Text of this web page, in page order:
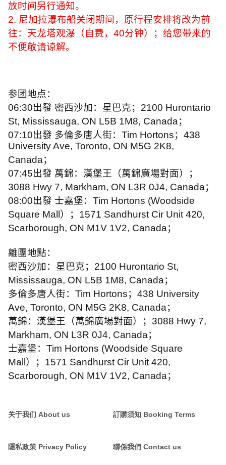
放时间另行通知。
2. 尼加拉瀑布船关闭期间，原行程安排将改为前
往：天龙塔观瀑（自费， 40分钟）；给您带来的
不便敬请谅解。
参团地点：
06:30出發 密西沙加：星巴克； 2100 Hurontario
St, Mississauga, ON L5B 1M8, Canada；
07:10出發 多倫多唐人街： Tim Hortons； 438
University Ave, Toronto, ON M5G 2K8,
Canada；
07:45出發 萬錦：漢堡王（萬錦廣場對面）；
3088 Hwy 7, Markham, ON L3R 0J4, Canada；
08:00出發 士嘉堡： Tim Hortons (Woodside
Square Mall ）； 1571 Sandhurst Cir Unit 420,
Scarborough, ON M1V 1V2, Canada；
離團地點：
密西沙加：星巴克； 2100 Hurontario St,
Mississauga, ON L5B 1M8, Canada；
多倫多唐人街： Tim Hortons； 438 University
Ave, Toronto, ON M5G 2K8, Canada；
萬錦：漢堡王（萬錦廣場對面）； 3088 Hwy 7,
Markham, ON L3R 0J4, Canada；
士嘉堡： Tim Hortons (Woodside Square
Mall ）； 1571 Sandhurst Cir Unit 420,
Scarborough, ON M1V 1V2, Canada；
关于我们 About us 訂購須知 Booking Terms
隱私政策 Privacy Policy 聯係我們 Contact us